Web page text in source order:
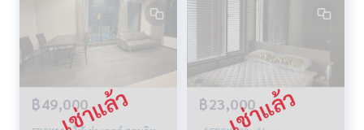
฿49,000 ฿23,000